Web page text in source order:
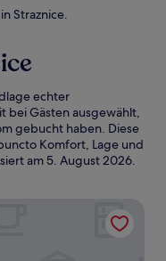
Straznice.
echter
bei Gästen ausgewählt,
gebucht haben. Diese
Komfort, Lage und
am5. August 2026.